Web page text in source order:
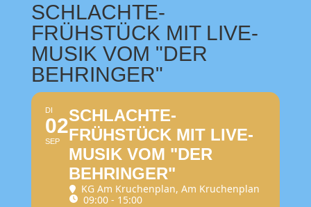
SCHLACHTE-
FRÜHSTÜCK MIT LIVE-
MUSIK VOM "DER
BEHRINGER"
DI
02
SEP
SCHLACHTE-
FRÜHSTÜCK MIT LIVE-
MUSIK VOM "DER
BEHRINGER"
KG Am Kruchenplan, Am Kruchenplan
09:00 - 15:00